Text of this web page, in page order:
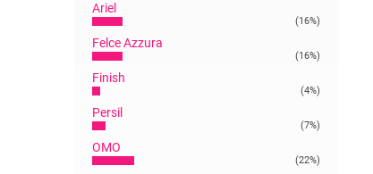
Ariel
(16%)
Felce Azzura
(16%)
Finish
(4%)
Persil
(7%)
OMO
(22%)